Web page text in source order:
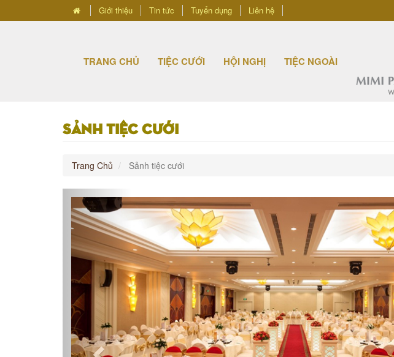
Giới thiệu Tin tức Tuyển dụng Liên hệ
TRANG CHỦ TIỆC CƯỚI HỘI NGHỊ TIỆC NGOÀI
Sảnh tiệc cưới
Trang Chủ Sảnh tiệc cưới